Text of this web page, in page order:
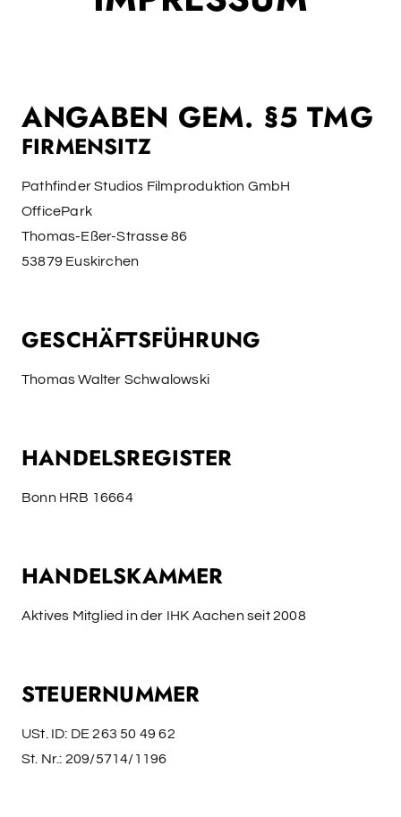
ANGABEN GEM. §5 TMG
FIRMENSITZ
Pathfinder Studios Filmproduktion GmbH
OfficePark
Thomas-Eßer-Strasse 86
53879 Euskirchen
GESCHÄFTSFÜHRUNG
Thomas Walter Schwalowski
HANDELSREGISTER
Bonn HRB 16664
HANDELSKAMMER
Aktives Mitglied in der IHK Aachen seit 2008
STEUERNUMMER
USt. ID: DE 263 50 49 62
St. Nr.: 209/5714/1196